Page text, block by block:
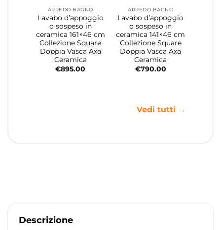
ARREDO BAGNO
Lavabo d’appoggio
o sospeso in
ceramica 161×46 cm
Collezione Square
Doppia Vasca Axa
Ceramica
€895.00
ARREDO BAGNO
Lavabo d’appoggio
o sospeso in
ceramica 141×46 cm
Collezione Square
Doppia Vasca Axa
Ceramica
€790.00
Vedi tutti →
Descrizione